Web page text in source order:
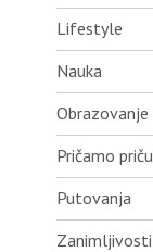
Lifestyle
Nauka
Obrazovanje
Pričamo priču
Putovanja
Zanimljivosti